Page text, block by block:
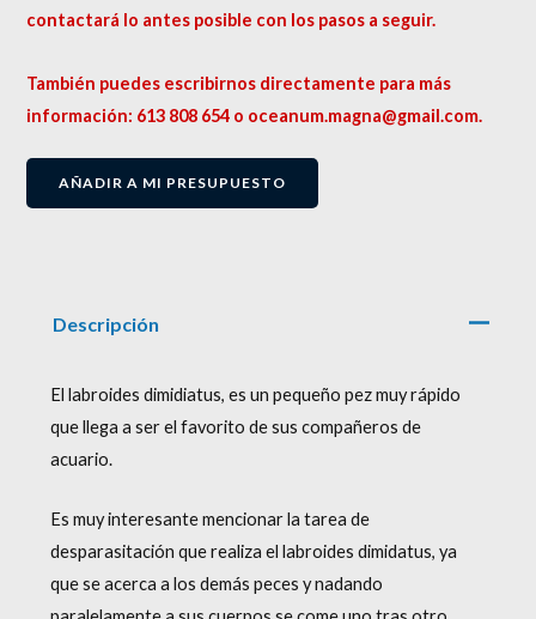
contactará lo antes posible con los pasos a seguir.
También puedes escribirnos directamente para más
información: 613 808 654 o oceanum.magna@gmail.com.
AÑADIR A MI PRESUPUESTO
Descripción
El labroides dimidiatus, es un pequeño pez muy rápido
que llega a ser el favorito de sus compañeros de
acuario.
Es muy interesante mencionar la tarea de
desparasitación que realiza el labroides dimidatus, ya
que se acerca a los demás peces y nadando